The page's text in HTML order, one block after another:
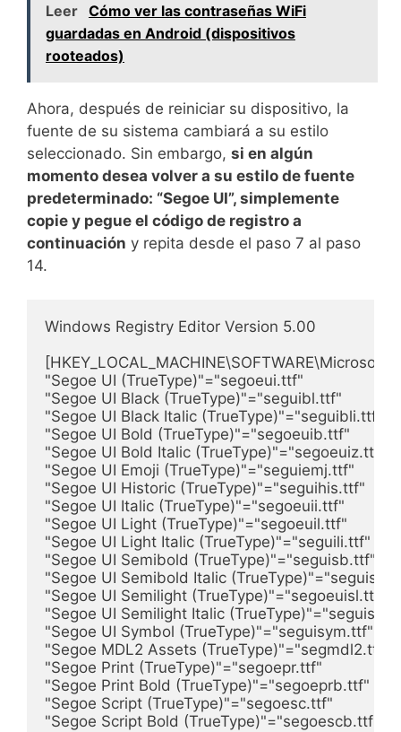
Leer Cómo ver las contraseñas WiFi
guardadas en Android (dispositivos
rooteados)
Ahora, después de reiniciar su dispositivo, la
fuente de su sistema cambiará a su estilo
seleccionado. Sin embargo, si en algún
momento desea volver a su estilo de fuente
predeterminado: “Segoe UI”, simplemente
copie y pegue el código de registro a
continuación y repita desde el paso 7 al paso
14.
Windows Registry Editor Version 5.00
"Segoe UI (TrueType)"="segoeui.ttf"
"Segoe UI Black (TrueType)"="seguibl.ttf"
"Segoe UI Black Italic (TrueType)"="seguibli.ttf"
"Segoe UI Bold (TrueType)"="segoeuib.ttf"
"Segoe UI Bold Italic (TrueType)"="segoeuiz.ttf"
"Segoe UI Emoji (TrueType)"="seguiemj.ttf"
"Segoe UI Historic (TrueType)"="seguihis.ttf"
"Segoe UI Italic (TrueType)"="segoeuii.ttf"
"Segoe UI Light (TrueType)"="segoeuil.ttf"
"Segoe UI Light Italic (TrueType)"="seguili.ttf"
"Segoe UI Semibold (TrueType)"="seguisb.ttf"
"Segoe UI Semibold Italic
"Segoe UI Semilight (TrueType)"="segoeuisl.ttf"
"Segoe UI Semilight Italic
"Segoe UI Symbol (TrueType)"="seguisym.ttf"
"Segoe MDL2 Assets (TrueType)"="segmdl2.ttf"
"Segoe Print (TrueType)"="segoepr.ttf"
"Segoe Print Bold (TrueType)"="segoeprb.ttf"
"Segoe Script (TrueType)"="segoesc.ttf"
"Segoe Script Bold (TrueType)"="segoescb.ttf"